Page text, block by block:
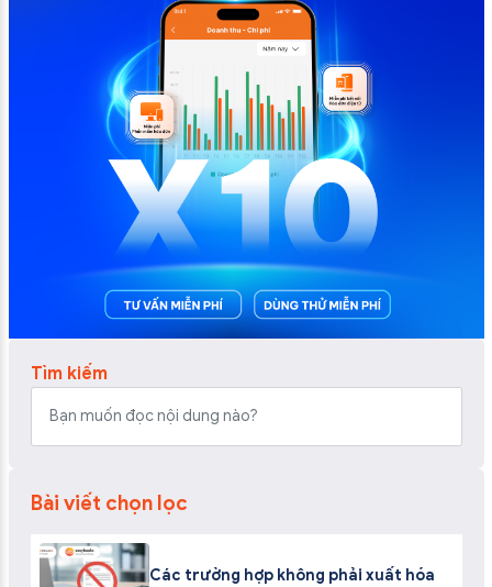
Tìm kiếm
Bài viết chọn lọc
Các trường hợp không phải xuất hóa